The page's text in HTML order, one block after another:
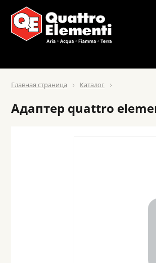
Главная страница Каталог
Адаптер quattro